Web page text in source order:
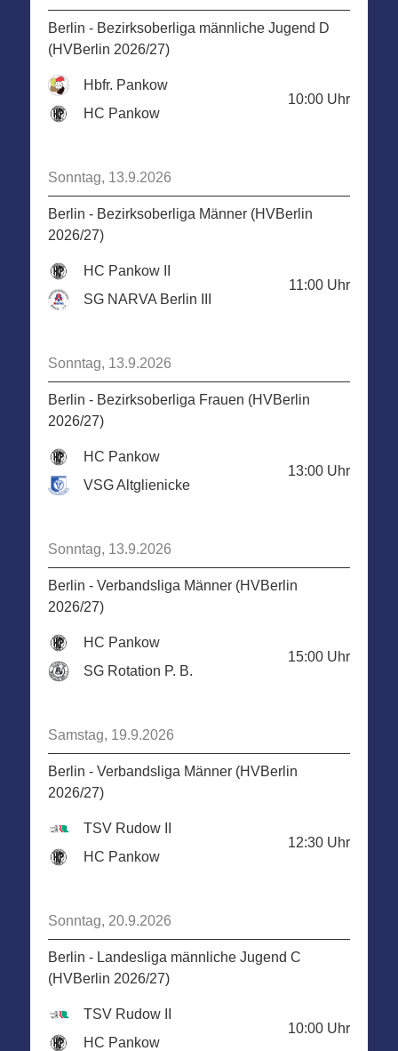
Berlin - Bezirksoberliga männliche Jugend D
(HVBerlin 2026/27)
Hbfr. Pankow
HC Pankow
10:00 Uhr
Sonntag, 13.9.2026
Berlin - Bezirksoberliga Männer (HVBerlin
2026/27)
HC Pankow II
SG NARVA Berlin III
11:00 Uhr
Sonntag, 13.9.2026
Berlin - Bezirksoberliga Frauen (HVBerlin
2026/27)
HC Pankow
VSG Altglienicke
13:00 Uhr
Sonntag, 13.9.2026
Berlin - Verbandsliga Männer (HVBerlin
2026/27)
HC Pankow
SG Rotation P. B.
15:00 Uhr
Samstag, 19.9.2026
Berlin - Verbandsliga Männer (HVBerlin
2026/27)
TSV Rudow II
HC Pankow
12:30 Uhr
Sonntag, 20.9.2026
Berlin - Landesliga männliche Jugend C
(HVBerlin 2026/27)
TSV Rudow II
HC Pankow
10:00 Uhr